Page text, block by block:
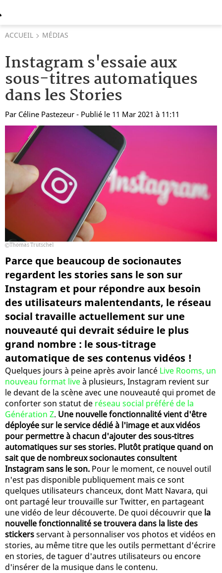
ACCUEIL MÉDIAS
Instagram s'essaie aux
sous-titres automatiques
dans les Stories
Par Céline Pastezeur - Publié le 11 Mar 2021 à 11:11
Thomas Trutschel
Parce que beaucoup de socionautes
regardent les stories sans le son sur
Instagram et pour répondre aux besoin
des utilisateurs malentendants, le réseau
social travaille actuellement sur une
nouveauté qui devrait séduire le plus
grand nombre : le sous-titrage
automatique de ses contenus vidéos !
Quelques jours à peine après avoir lancé Live Rooms, un
nouveau format liveà plusieurs, Instagram revient sur
le devant de la scène avec une nouveauté qui promet de
conforter son statut de réseau social préféré de la
Génération Z. Une nouvelle fonctionnalité vient d'être
déployée sur le service dédié à l'image et aux vidéos
pour permettre à chacun d'ajouter des sous-titres
automatiques sur ses stories. Plutôt pratique quand on
sait que de nombreux socionautes consultent
Instagram sans le son. Pour le moment, ce nouvel outil
n'est pas disponible publiquement mais ce sont
quelques utilisateurs chanceux, dont Matt Navara, qui
ont partagé leur trouvaille sur Twitter, en partageant
une vidéo de leur découverte. De quoi découvrir que la
nouvelle fonctionnalité se trouvera dans la liste des
stickersservant à personnaliser vos photos et vidéos en
stories, au même titre que les outils permettant d'écrire
en stories, de taguer d'autres utilisateurs ou encore
d'insérer de la musique dans le contenu.